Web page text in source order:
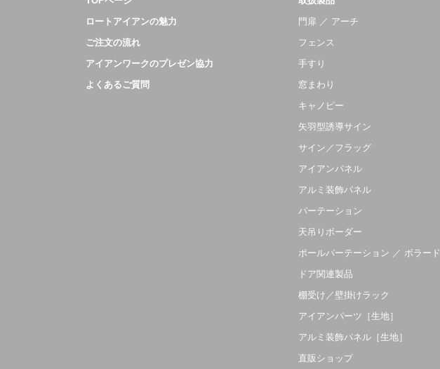
ロートアイアンの魅力
ご注文の流れ
アイアンワークのプレゼン協力
よくあるご質問
門扉 ／ アーチ
フェンス
手すり
窓まわり
キャノピー
矢羽型誘導サイン
サイン／フラッグ
アイアンパネル
アルミ装飾パネル
パーテーション
天吊りボーダー
ポールパーテーション ／ ボラード
ドア関連製品
棚受け／壁掛けラック
アイアンパーツ［生地］
アルミ装飾パネル［生地］
直販ショップ